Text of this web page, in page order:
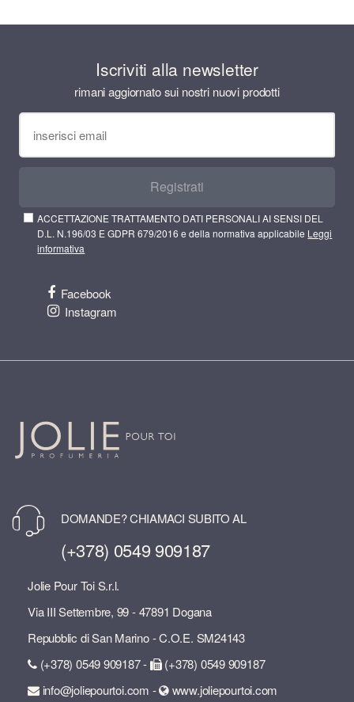
Iscriviti alla newsletter
rimani aggiornato sui nostri nuovi prodotti
Registrati
ACCETTAZIONE TRATTAMENTO DATI PERSONALI AI SENSI DEL
D.L. N.196/03 E GDPR 679/2016 e della normativa applicabile Leggi
informativa
Facebook
Instagram
DOMANDE? CHIAMACI SUBITO AL
(+378) 0549 909187
Jolie Pour Toi S.r.l.
Via III Settembre, 99 - 47891 Dogana
Repubblic di San Marino - C.O.E. SM24143
(+378) 0549 909187 -
(+378) 0549 909187
info@joliepourtoi.com -
www.joliepourtoi.com